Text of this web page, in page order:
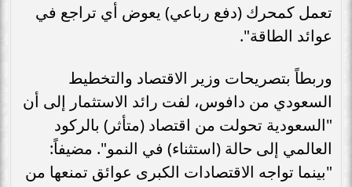
تعمل كمحرك (دفع رباعي) يعوض أي تراجع في
عوائد الطاقة".
وربطاً بتصريحات وزير الاقتصاد والتخطيط
السعودي من دافوس، لفت رائد الاستثمار إلى أن
"السعودية تحولت من اقتصاد (متأثر) بالركود
العالمي إلى حالة (استثناء) في النمو". مضيفاً:
"بينما تواجه الاقتصادات الكبرى عوائق تمنعها من